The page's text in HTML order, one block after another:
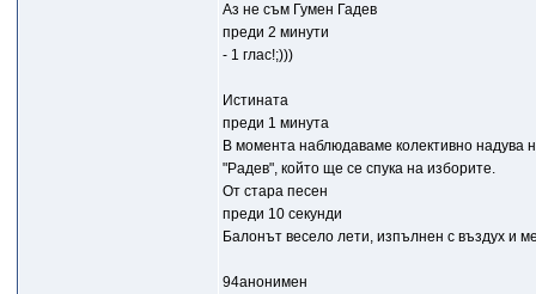
Aз не съм Гумен Гадев
преди 2 минути
- 1 глас!;)))
Истината
преди 1 минута
В момента наблюдаваме колективно надува
"Радев", който ще се спука на изборите.
От стара песен
преди 10 секунди
Балонът весело лети, изпълнен с въздух и
94анонимен